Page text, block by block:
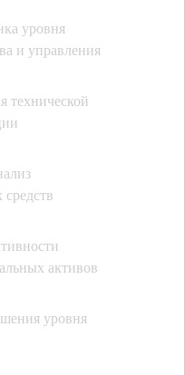
уровня
и управления
технической
активов
уровня